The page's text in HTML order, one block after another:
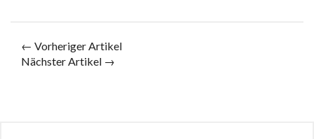
← Vorheriger Artikel
Nächster Artikel →